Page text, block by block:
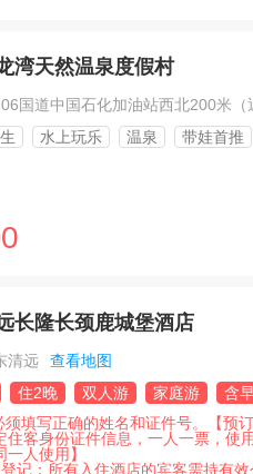
湾天然温泉度假村
国道中国石化加油站西北200米（
水上玩乐 温泉 带娃首推
长隆长颈鹿城堡酒店
清远
查看地图
住2晚 双人游 家庭游 含
须填写正确的姓名和证件号。【预
住客身份证件信息，一人一票，使
人使用】
记：所有入住酒店的宾客需持有